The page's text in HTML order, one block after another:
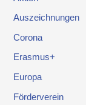
Auszeichnungen
Corona
Erasmus+
Europa
Förderverein